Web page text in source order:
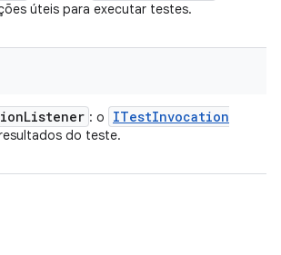
úteis para executar testes.
Listener : o ITestInvocation
do teste.